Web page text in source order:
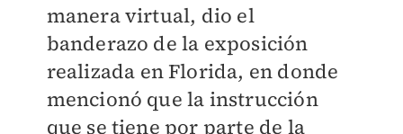
manera virtual, dio el
banderazo de la exposición
realizada en Florida, en donde
mencionó que la instrucción
que se tiene por parte de la